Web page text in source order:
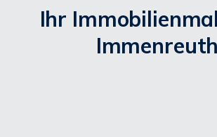
Ihr
Immenreuth